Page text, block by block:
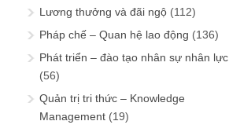
Lương thưởng và đãi ngộ (112)
Pháp chế – Quan hệ lao động (136)
Phát triển – đào tạo nhân sự nhân lực
(56)
Quản trị tri thức – Knowledge
Management (19)